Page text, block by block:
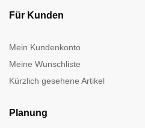
Für Kunden
Mein Kundenkonto
Meine Wunschliste
Kürzlich gesehene Artikel
Planung